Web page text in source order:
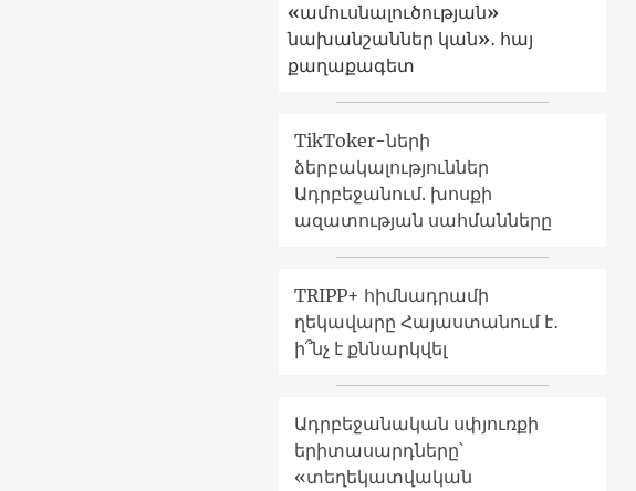
«ամուսնալուծության»
նախանշաններ կան»․ հայ
քաղաքագետ
TikToker-ների
ձերբակալություններ
Ադրբեջանում. խոսքի
ազատության սահմանները
TRIPP+ հիմնադրամի
ղեկավարը Հայաստանում է․
ի՞նչ է քննարկվել
Ադրբեջանական սփյուռքի
երիտասարդները՝
«տեղեկատվական